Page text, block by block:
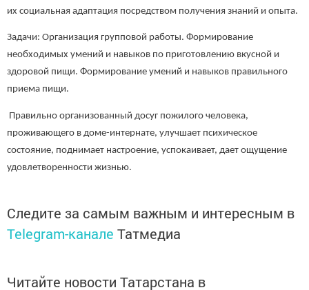
их социальная адаптация посредством получения знаний и опыта.
Задачи: Организация групповой работы. Формирование
необходимых умений и навыков по приготовлению вкусной и
здоровой пищи. Формирование умений и навыков правильного
приема пищи.
Правильно организованный досуг пожилого человека,
проживающего в доме-интернате, улучшает психическое
состояние, поднимает настроение, успокаивает, дает ощущение
удовлетворенности жизнью.
Следите за самым важным и интересным в
Telegram-канале Татмедиа
Читайте новости Татарстана в